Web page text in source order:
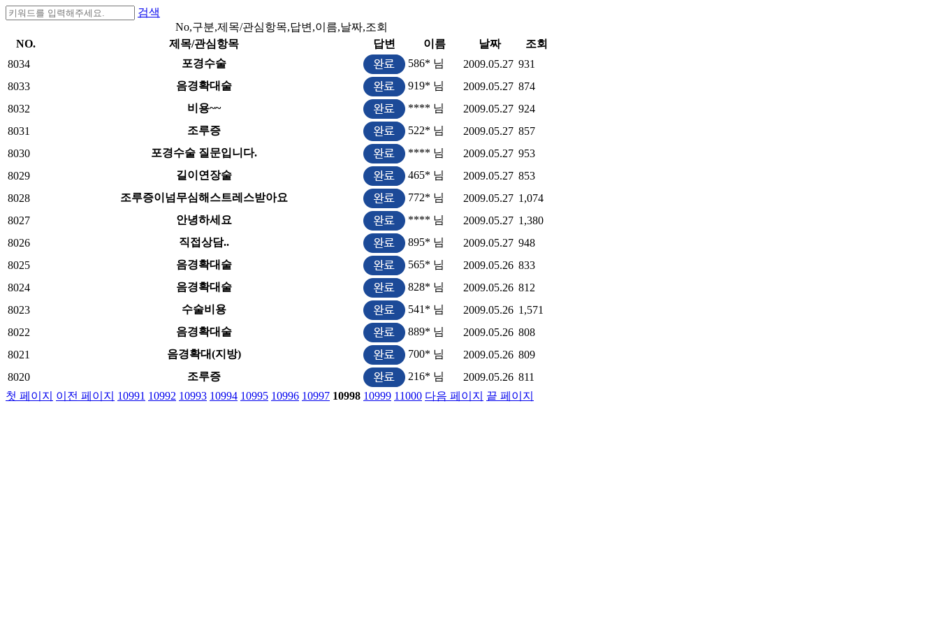
검색
No,구분,제목/관심항목,답변,이름,날짜,조회
NO.
제목/관심항목 답변 이름 날짜
조회
8034
포경수술 586* 님 2009.05.27 931
8033
음경확대술 919* 님 2009.05.27 874
8032
비용~~ **** 님 2009.05.27 924
8031
조루증 522* 님 2009.05.27 857
8030
포경수술 질문입니다. **** 님 2009.05.27 953
8029
길이연장술 465* 님 2009.05.27 853
8028
조루증이넘무심해스트레스받아요 772* 님 2009.05.27 1,074
8027
안녕하세요 **** 님 2009.05.27 1,380
8026
직접상담.. 895* 님 2009.05.27 948
8025
음경확대술 565* 님 2009.05.26 833
8024
음경확대술 828* 님 2009.05.26 812
8023
수술비용 541* 님 2009.05.26 1,571
8022
음경확대술 889* 님 2009.05.26 808
8021
음경확대(지방) 700* 님 2009.05.26 809
8020
조루증 216* 님 2009.05.26 811
첫 페이지
이전 페이지 10991 10992 10993 10994 10995 10996 10997 10998 10999 11000 다음 페이지 끝 페이지